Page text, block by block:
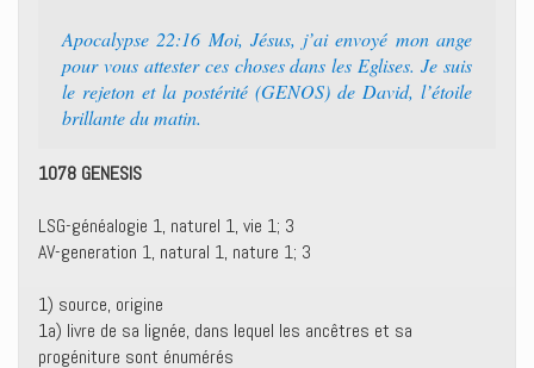
Apocalypse 22:16 Moi, Jésus, j’ai envoyé mon ange
pour vous attester ces choses dans les Eglises. Je suis
le rejeton et la postérité (GENOS) de David, l’étoile
brillante du matin.
1078 GENESIS
LSG-généalogie 1, naturel 1, vie 1; 3
AV-generation 1, natural 1, nature 1; 3
1) source, origine
1a) livre de sa lignée, dans lequel les ancêtres et sa
progéniture sont énumérés